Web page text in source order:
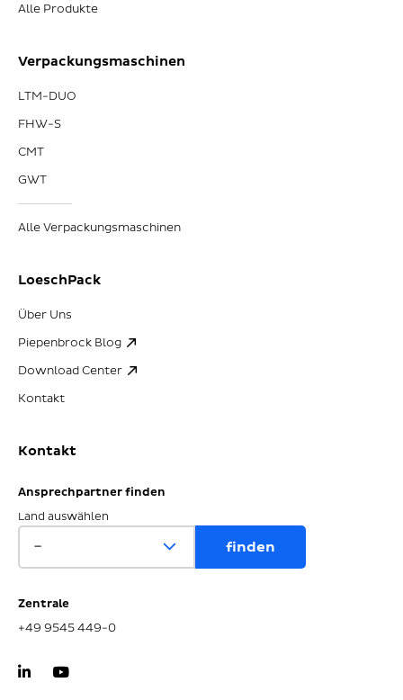
Alle Produkte
Verpackungsmaschinen
LTM-DUO
FHW-S
CMT
GWT
Alle Verpackungsmaschinen
LoeschPack
Über Uns
Piepenbrock Blog
Download Center
Kontakt
Kontakt
Ansprechpartner finden
Land auswählen
Zentrale
+49 9545 449-0